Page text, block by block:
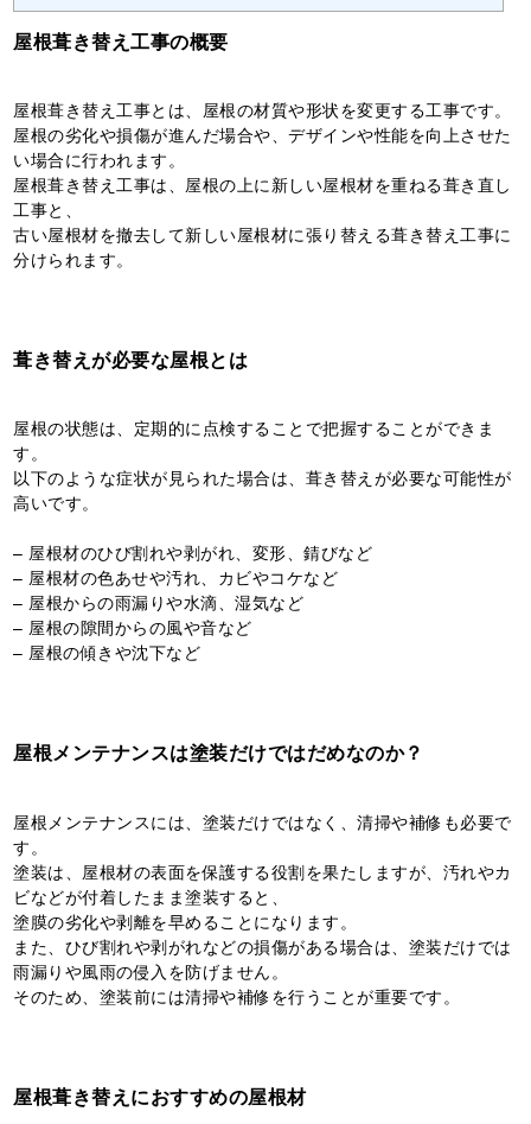
屋根葺き替え工事の概要
屋根葺き替え工事とは、屋根の材質や形状を変更する工事です。
屋根の劣化や損傷が進んだ場合や、デザインや性能を向上させた
い場合に行われます。
屋根葺き替え工事は、屋根の上に新しい屋根材を重ねる葺き直し
工事と、
古い屋根材を撤去して新しい屋根材に張り替える葺き替え工事に
分けられます。
葺き替えが必要な屋根とは
屋根の状態は、定期的に点検することで把握することができま
す。
以下のような症状が見られた場合は、葺き替えが必要な可能性が
高いです。
– 屋根材のひび割れや剥がれ、変形、錆びなど
– 屋根材の色あせや汚れ、カビやコケなど
– 屋根からの雨漏りや水滴、湿気など
– 屋根の隙間からの風や音など
– 屋根の傾きや沈下など
屋根メンテナンスは塗装だけではだめなのか？
屋根メンテナンスには、塗装だけではなく、清掃や補修も必要で
す。
塗装は、屋根材の表面を保護する役割を果たしますが、汚れやカ
ビなどが付着したまま塗装すると、
塗膜の劣化や剥離を早めることになります。
また、ひび割れや剥がれなどの損傷がある場合は、塗装だけでは
雨漏りや風雨の侵入を防げません。
そのため、塗装前には清掃や補修を行うことが重要です。
屋根葺き替えにおすすめの屋根材